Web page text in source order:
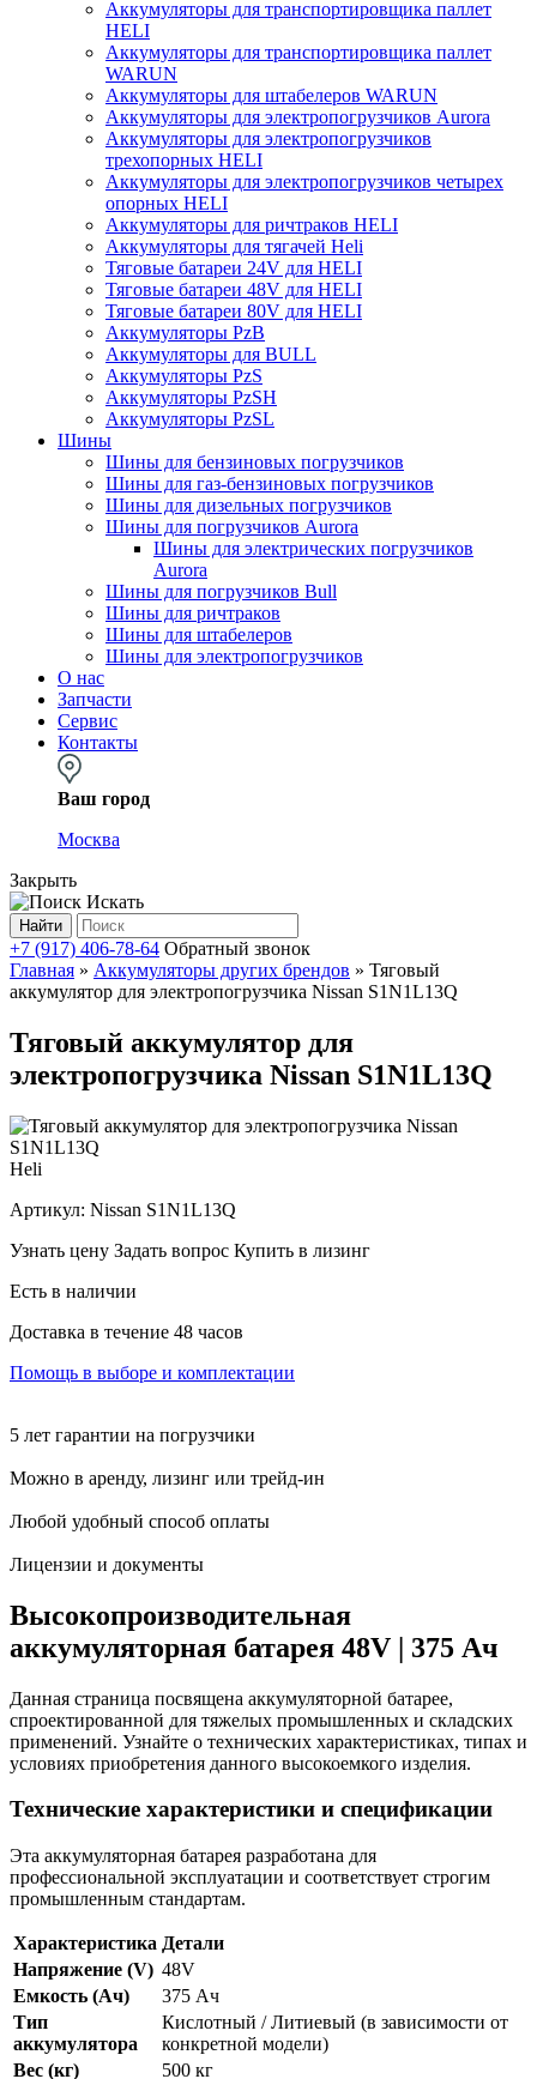
Аккумуляторы для транспортировщика паллет
HELI
Аккумуляторы для транспортировщика паллет
WARUN
Аккумуляторы для штабелеров WARUN
Аккумуляторы для электропогрузчиков Aurora
Аккумуляторы для электропогрузчиков
трехопорных HELI
Аккумуляторы для электропогрузчиков четырех
опорных HELI
Аккумуляторы для ричтраков HELI
Аккумуляторы для тягачей Heli
Тяговые батареи 24V для HELI
Тяговые батареи 48V для HELI
Тяговые батареи 80V для HELI
Аккумуляторы PzB
Аккумуляторы для BULL
Аккумуляторы PzS
Аккумуляторы PzSH
Аккумуляторы PzSL
Шины
Шины для бензиновых погрузчиков
Шины для газ-бензиновых погрузчиков
Шины для дизельных погрузчиков
Шины для погрузчиков Aurora
Шины для электрических погрузчиков
Aurora
Шины для погрузчиков Bull
Шины для ричтраков
Шины для штабелеров
Шины для электропогрузчиков
О нас
Запчасти
Сервис
Контакты
Ваш город
Москва
Закрыть
Искать
Найти
+7 (917) 406-78-64 Обратный звонок
Главная » Аккумуляторы других брендов » Тяговый
аккумулятор для электропогрузчика Nissan S1N1L13Q
Тяговый аккумулятор для
электропогрузчика Nissan S1N1L13Q
Heli
Артикул: Nissan S1N1L13Q
Узнать цену Задать вопрос Купить в лизинг
Есть в наличии
Доставка в течение 48 часов
Помощь в выборе и комплектации
5 лет гарантии на погрузчики
Можно в аренду, лизинг или трейд-ин
Любой удобный способ оплаты
Лицензии и документы
Высокопроизводительная
аккумуляторная батарея 48V | 375 Ач
Данная страница посвящена аккумуляторной батарее,
спроектированной для тяжелых промышленных и складских
применений. Узнайте о технических характеристиках, типах и
условиях приобретения данного высокоемкого изделия.
Технические характеристики и спецификации
Эта аккумуляторная батарея разработана для
профессиональной эксплуатации и соответствует строгим
промышленным стандартам.
Характеристика Детали
Напряжение (V) 48V
Емкость (Ач)
375 Ач
Тип
аккумулятора
Кислотный / Литиевый (в зависимости от
конкретной модели)
Вес (кг)
500 кг